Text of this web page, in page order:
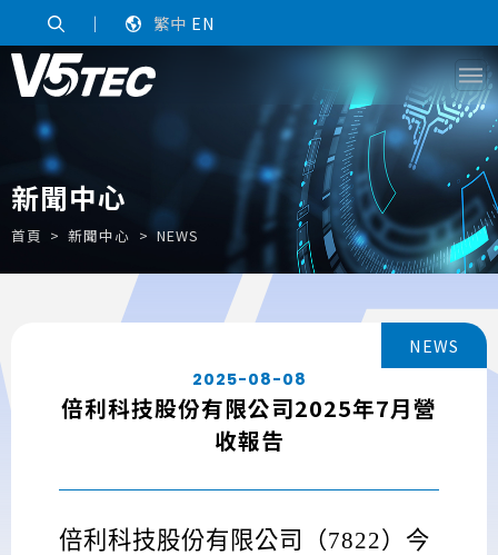
｜ 繁中 EN
新聞中心
首頁 新聞中心 NEWS
NEWS
2025-08-08
倍利科技股份有限公司2025年7月營
收報告
倍利科技股份有限公司（7822）今